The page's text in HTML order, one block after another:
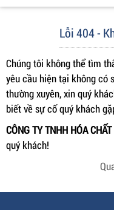
Lỗi 404 -
Chúng tôi không thể tìm
yêu cầu hiện tại không có
thường xuyên, xin quý
biết về sự cố quý khách
CÔNG TY TNHH HÓA
quý khách!